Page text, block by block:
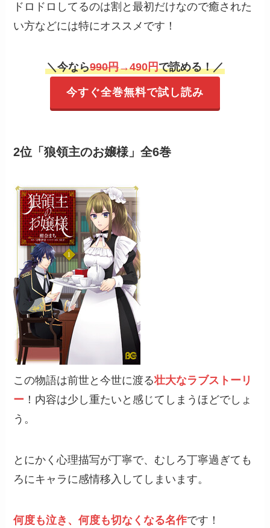
ドロドロしてるのは割と最初だけなので癒された
い方などには特にオススメです！
＼今なら990円→490円で読める！／
今すぐ全巻無料で試し読み
2位「狼領主のお嬢様」全6巻
この物語は前世と今世に渡る壮大なラブストーリ
ー ！内容は少し重たいと感じてしまうほどでしょ
う。
とにかく心理描写が丁寧で、むしろ丁寧過ぎても
ろにキャラに感情移入してしまいます。
何度も泣き、何度も切なくなる名作です！